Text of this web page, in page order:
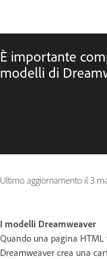
È importante
modelli di
Ultimo aggiornamento il 3
I modelli Dreamweaver
Quando una pagina
Dreamweaver crea una